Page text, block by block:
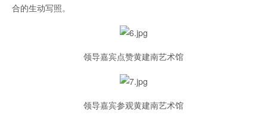
合的生动写照。
领导嘉宾点赞黄建南艺术馆
领导嘉宾参观黄建南艺术馆